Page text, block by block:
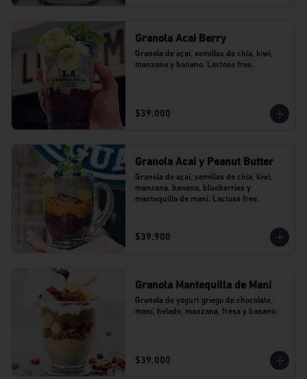
Granola Acai Berry
Granola de açai, semillas de chía, kiwi,
manzana y banano. Lactose free.
$39.000
Granola Acai y Peanut Butter
Granola de açaí, semillas de chía, kiwi,
manzana, banano, blueberries y
mantequilla de maní. Lactose free.
$39.900
Granola Mantequilla de Maní
Granola de yogurt griego de chocolate,
maní, helado, manzana, fresa y banano.
$39.000